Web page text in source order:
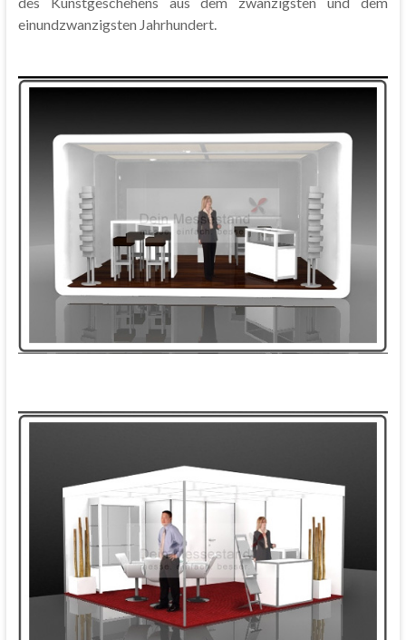
einundzwanzigsten Jahrhundert.